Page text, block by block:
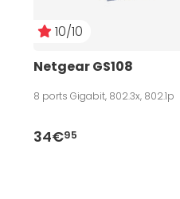
10/10
Netgear GS108
8 ports Gigabit, 802.3x, 802.1p
34€95